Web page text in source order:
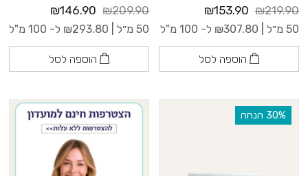
₪219.90
₪153.90
50 מ״ל | ₪307.80 ל- 100 מ"ל
הוספה לסל
₪209.90
₪146.90
50 מ״ל | ₪293.80 ל- 100 מ"ל
הוספה לסל
‫30% הנחה